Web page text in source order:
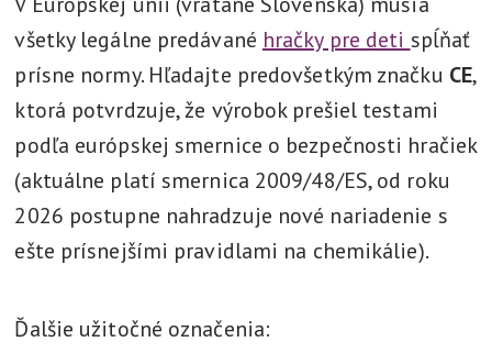
všetky legálne predávané hračky pre deti spĺňať
prísne normy. Hľadajte predovšetkým značku CE,
ktorá potvrdzuje, že výrobok prešiel testami
podľa európskej smernice o bezpečnosti hračiek
(aktuálne platí smernica 2009/48/ES, od roku
2026 postupne nahradzuje nové nariadenie s
ešte prísnejšími pravidlami na chemikálie).
Ďalšie užitočné označenia: